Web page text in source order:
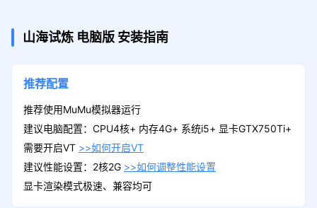
山海试炼 电脑版 安装指南
推荐配置
推荐使用MuMu模拟器运行
建议电脑配置：CPU4核+ 内存4G+ 系统i5+ 显卡GTX750Ti+
需要开启VT >>如何开启VT
建议性能设置：2核2G >>如何调整性能设置
显卡渲染模式极速、兼容均可